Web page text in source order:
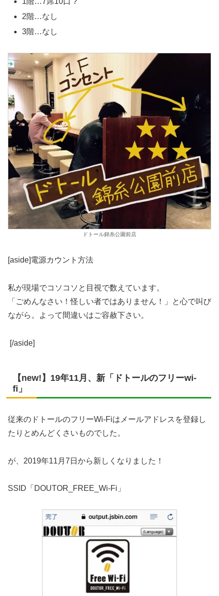
2階…なし
3階…なし
ドトール錦糸公園前店
[aside]電源カウント方法
私が現場でコソコソと目視で数えています。
「ごめんなさい！怪しい者ではありません！」と心で叫び
ながら。よって間違いはご容赦下さい。
[/aside]
【new!】19年11月、新「ドトールのフリーwi-
fi」
従来のドトールのフリーWi-Fiはメールアドレスを登録し
たりとめんどくさいものでした。
が、2019年11月7日から新しくなりました！
SSID「DOUTOR_FREE_Wi-Fi」